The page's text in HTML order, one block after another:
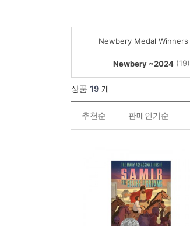
Newbery Medal Winners
Newbery ~2024 (19)
상품 19 개
추천순 판매인기순